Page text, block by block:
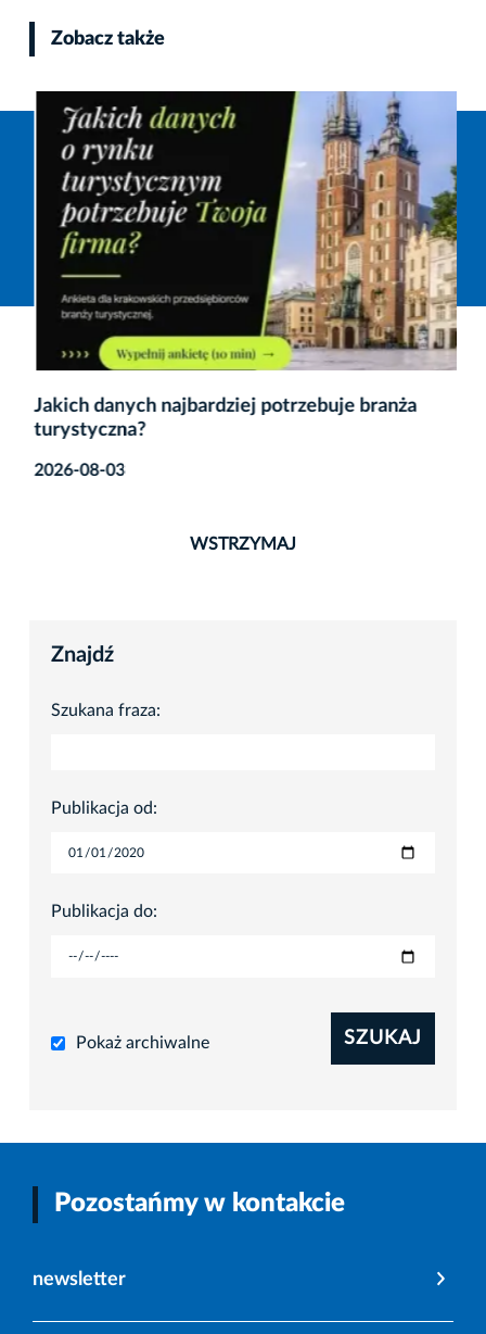
Zobacz także
Jakich danych najbardziej potrzebuje branża
turystyczna?
2026-08-03
WSTRZYMAJ
Znajdź
Szukana fraza:
Publikacja od:
Publikacja do:
Pokaż archiwalne SZUKAJ
Pozostańmy w kontakcie
newsletter